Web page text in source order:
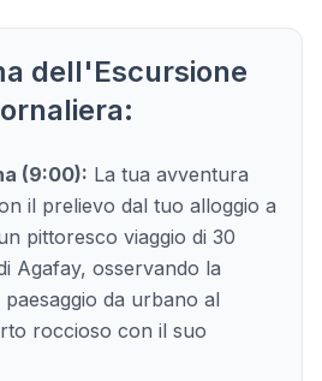
dell'Escursione
(9:00): La tua avventura
il prelievo dal tuo alloggio a
pittoresco viaggio di 30
Agafay, osservando la
da urbano al
roccioso con il suo